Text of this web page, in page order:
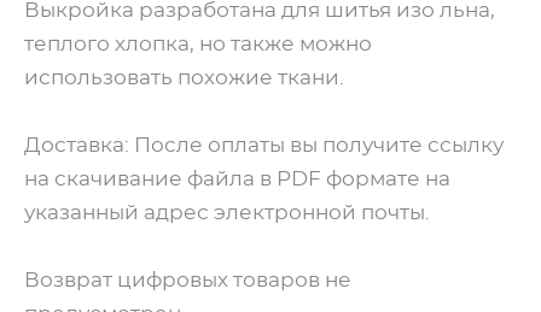
Выкройка разработана для шитья изо льна,
теплого хлопка, но также можно
использовать похожие ткани.
Доставка: После оплаты вы получите ссылку
на скачивание файла в PDF формате на
указанный адрес электронной почты.
Возврат цифровых товаров не